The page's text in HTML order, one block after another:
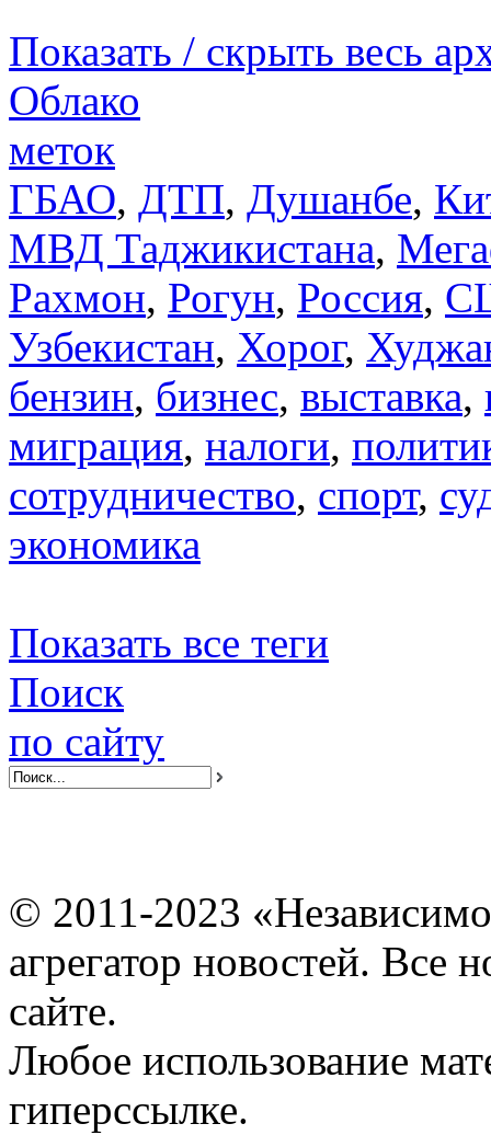
Показать / скрыть весь
Облако
меток
ГБАО, ДТП, Душанбе,
МВД Таджикистана,
Рахмон, Рогун, Россия,
Узбекистан, Хорог,
бензин, бизнес, выставка,
миграция, налоги,
сотрудничество, спорт,
экономика
Показать все теги
Поиск
по сайту
© 2011-2023
агрегатор новостей. Все
сайте.
Любое использование
гиперссылке.